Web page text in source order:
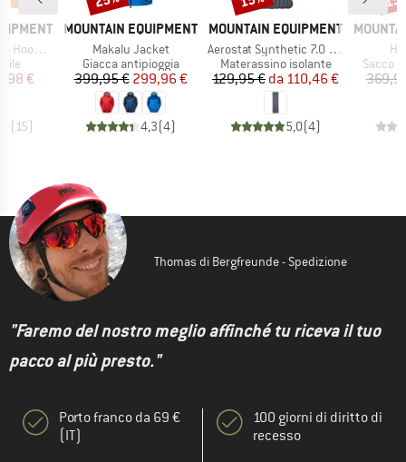
Jacket
ridotto
€
(15)
MARCHIO
MOUNTAIN EQUIPMENT
Articolo
Makalu Jacket
Gruppo di prodotti
Giacca antipioggia
Prezzo
399,95 €Prezzo ridotto
299,96 €
4,3(4)
MARCHIO
MOUNTAIN EQUIPMENT
Articolo
Aerostat Synthetic 7.0 Mat
Gruppo di prodotti
Materassino isolante
Prezzo
129,95 € Prezzo ridotto
da 110,46 €
5,0(4)
MARCHIO
Sacco
Thomas di Bergfreunde - Spedizione
"Faremo del nostro meglio affinché tu riceva il tuo
pacco al più presto."
Porto franco da 69 €
(IT)
100 giorni di diritto di
recesso